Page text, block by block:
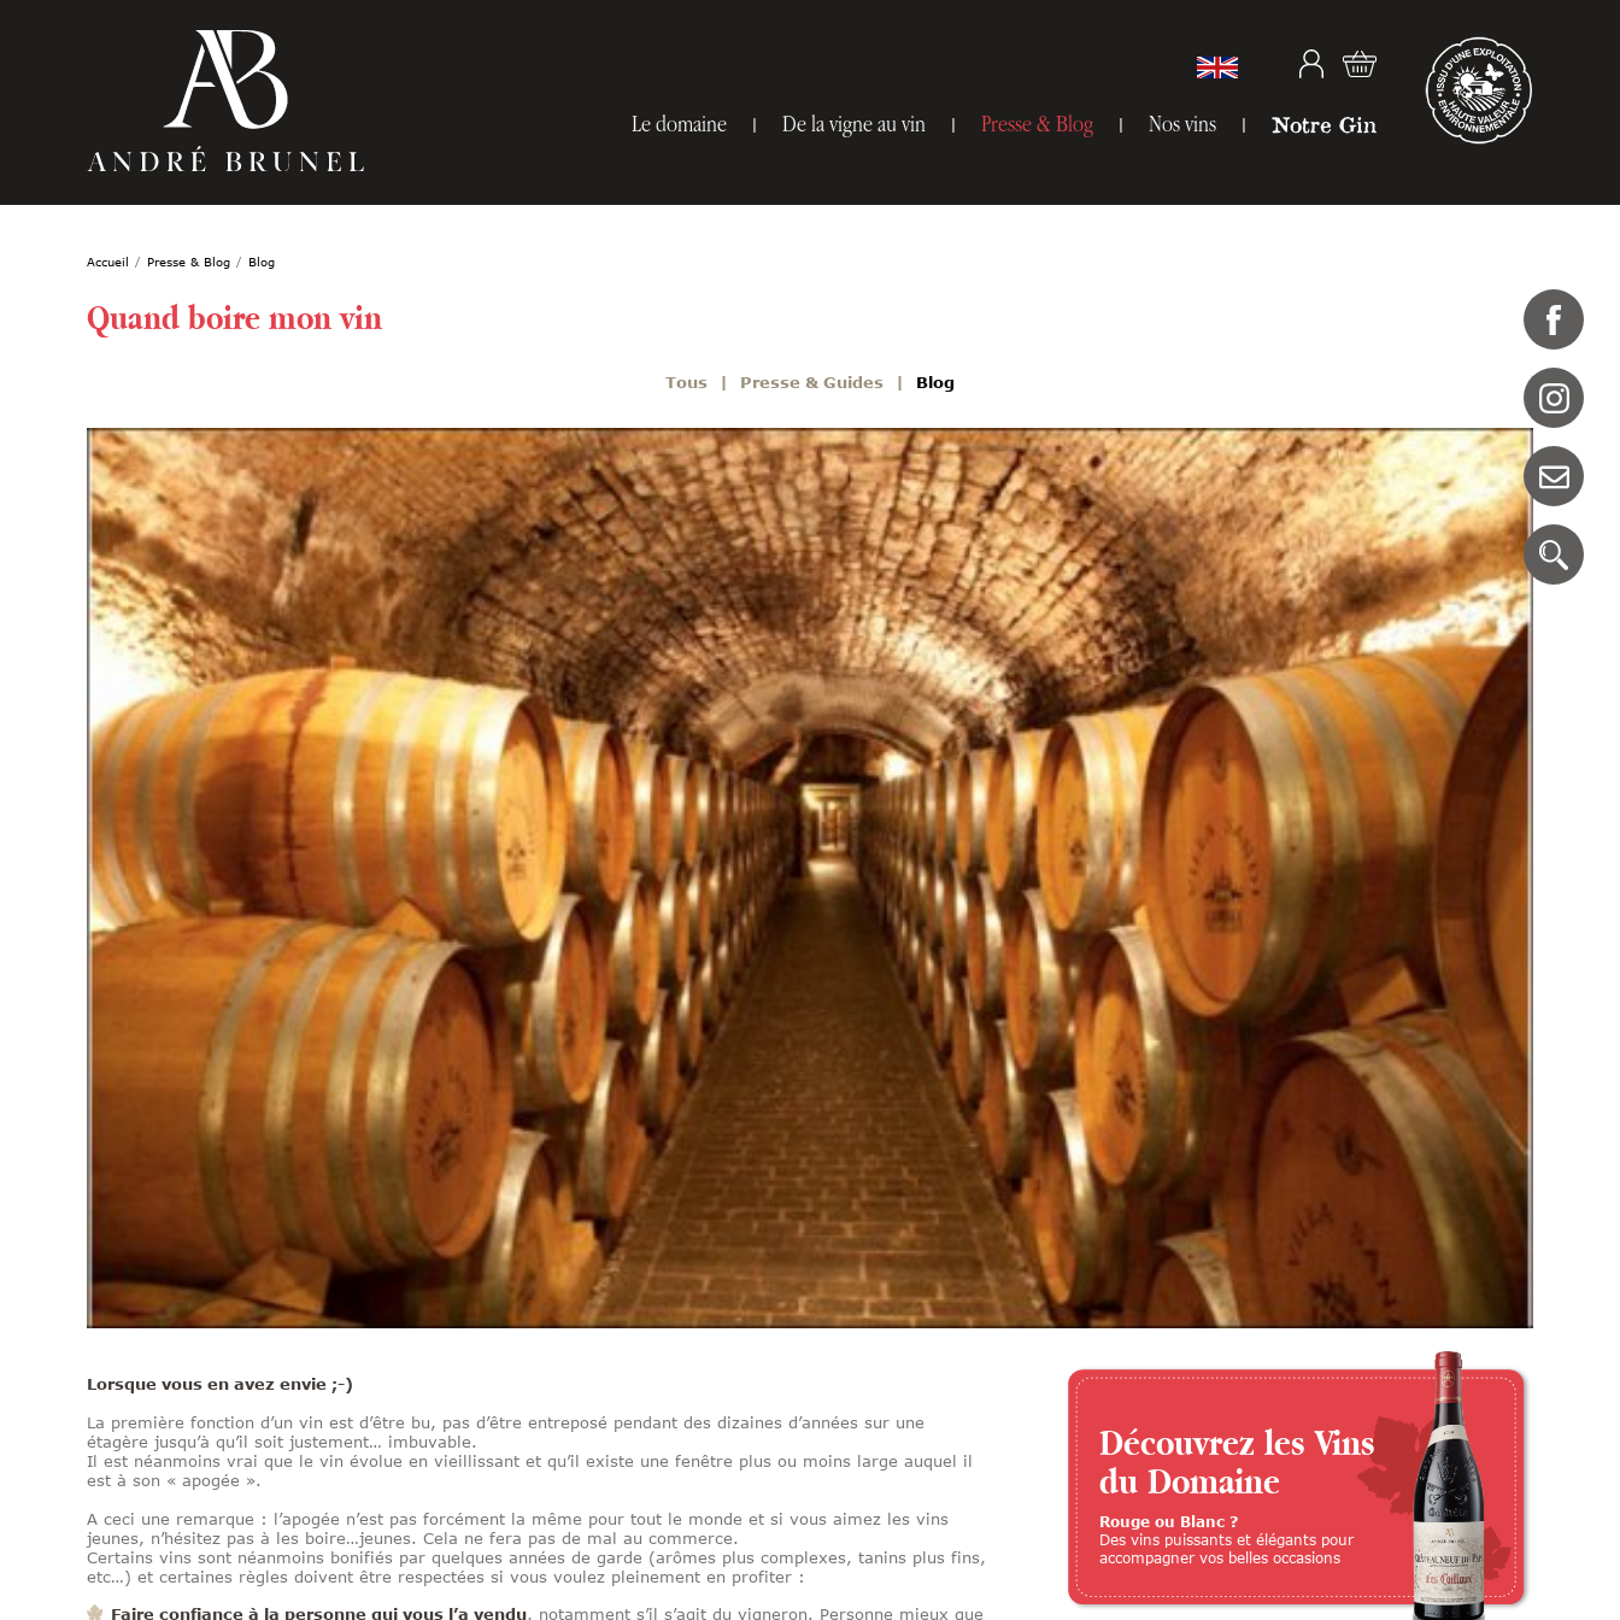
Accueil Presse & Blog Blog
Quand boire mon vin
Tous Presse & Guides Blog
Lorsque vous en avez envie ;-)
La première fonction d’un vin est d’être bu, pas d’être entreposé pendant des dizaines d’années sur une
étagère jusqu’à qu’il soit justement… imbuvable.
Il est néanmoins vrai que le vin évolue en vieillissant et qu’il existe une fenêtre plus ou moins large auquel il
est à son « apogée ».
A ceci une remarque : l’apogée n’est pas forcément la même pour tout le monde et si vous aimez les vins
jeunes, n’hésitez pas à les boire…jeunes. Cela ne fera pas de mal au commerce.
Certains vins sont néanmoins bonifiés par quelques années de garde (arômes plus complexes, tanins plus fins,
etc…) et certaines règles doivent être respectées si vous voulez pleinement en profiter :
Faire confiance à la personne qui vous l’a vendu, notamment s’il s’agit du vigneron. Personne mieux que
Découvrez les Vins
du Domaine
Rouge ou Blanc ?
Des vins puissants et élégants pour
accompagner vos belles occasions
Le domaine De la vigne au vin Presse & Blog Nos vins Notre Gin